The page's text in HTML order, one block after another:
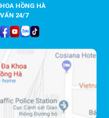
HỒNG HÀ
24/7